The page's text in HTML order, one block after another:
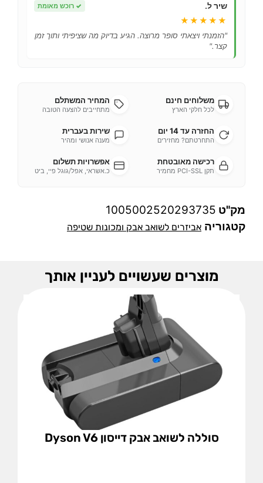
שיר ל. ✓ רוכש מאומת
★★★★★
"הזמנתי ויצאתי סופר מרוצה. הגיע בדיוק מה שציפיתי ותוך זמן
קצר."
משלוחים חינם
לכל חלקי הארץ
המחיר המשתלם
מתחייבים להצעה הטובה
החזרה עד 14 יום
התחרטתם? מחזירים
שירות בעברית
מענה אנושי ומהיר
רכישה מאובטחת
תקן PCI-SSL מחמיר
אפשרויות תשלום
כ.אשראי, אפל/גוגל פיי, ביט
מק"ט 1005002520293735
קטגוריה אביזרים לשואב אבק ומכונות שטיפה
מוצרים שעשויים לעניין אותך
סוללה לשואב אבק דייסון Dyson V6